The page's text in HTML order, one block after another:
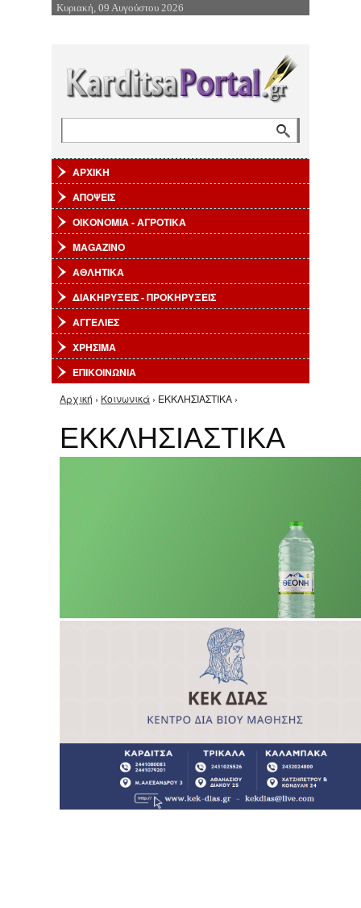
Επιστροφή στην Πλοήγηση
Κυριακή, 09 Αυγούστου 2026
ΑΡΧΙΚΗ
ΑΠΟΨΕΙΣ
ΟΙΚΟΝΟΜΙΑ - ΑΓΡΟΤΙΚΑ
MAGAZINO
ΑΘΛΗΤΙΚΑ
ΔΙΑΚΗΡΥΞΕΙΣ - ΠΡΟΚΗΡΥΞΕΙΣ
ΑΓΓΕΛΙΕΣ
ΧΡΗΣΙΜΑ
ΕΠΙΚΟΙΝΩΝΙΑ
Είστε εδώ
Αρχική › Κοινωνικά › ΕΚΚΛΗΣΙΑΣΤΙΚΑ ›
ΕΚΚΛΗΣΙΑΣΤΙΚΑ